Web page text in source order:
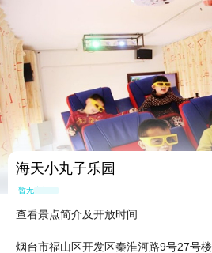
海天小丸子乐园
暂无点评
查看景点简介及开放时间
烟台市福山区开发区秦淮河路9号27号楼